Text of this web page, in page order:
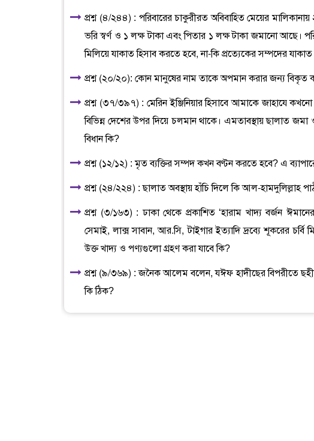
প্রশ্ন (৪/২৪৪) : পরিবারের চাকুরীরত অবিবাহিত মেয়ের
ভরি স্বর্ণ ও ১ লক্ষ টাকা এবং পিতার ১ লক্ষ টাকা জমানো আছে।
মিলিয়ে যাকাত হিসাব করতে হবে, না-কি প্রত্যেকের সম্পদের
প্রশ্ন (২০/২০): কোন মানুষের নাম তাকে অপমান করার জন্য বিকৃত
প্রশ্ন (৩৭/৩৯৭) : মেরিন ইঞ্জিনিয়ার হিসাবে আমাকে জাহাযে
বিভিন্ন দেশের উপর দিয়ে চলমান থাকে। এমতাবস্থায় ছালাত
বিধান কি?
প্রশ্ন (১২/১২) : মৃত ব্যক্তির সম্পদ কখন বণ্টন করতে হবে? এ
প্রশ্ন (২৪/২২৪) : ছালাত অবস্থায় হাঁচি দিলে কি আল-হামদুলিল্লাহ
প্রশ্ন (৩/১৬৩) : ঢাকা থেকে প্রকাশিত ‘হারাম খাদ্য বর্জন
সেমাই, লাক্স সাবান, আর.সি, টাইগার ইত্যাদি দ্রব্যে শূকরের
উক্ত খাদ্য ও পণ্যগুলো গ্রহণ করা যাবে কি?
প্রশ্ন (৯/৩৬৯) : জনৈক আলেম বলেন, যঈফ হাদীছের বিপরীতে
কি ঠিক?